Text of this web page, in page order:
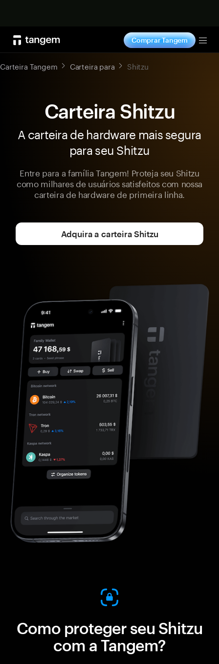
Comprar Tangem
Carteira Tangem Carteira para Shitzu
Carteira Shitzu
A carteira de hardware mais segura
para seu Shitzu
Entre para a família Tangem! Proteja seu Shitzu
como milhares de usuários satisfeitos com nossa
carteira de hardware de primeira linha.
Adquira a carteira Shitzu
Como proteger seu Shitzu
com a Tangem?